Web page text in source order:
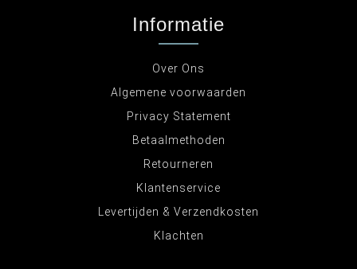
Informatie
Over Ons
Algemene voorwaarden
Privacy Statement
Betaalmethoden
Retourneren
Klantenservice
Levertijden & Verzendkosten
Klachten